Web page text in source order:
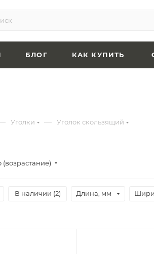
БЛОГ КАК КУПИТЬ
Уголки — Уголок скользящий
В наличии (2) Длина, мм